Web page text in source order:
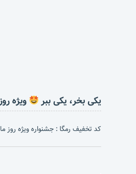
یکی بخر، یکی ببر ویژه
کد تخفیف رمگا : جشنواره ویژه روز